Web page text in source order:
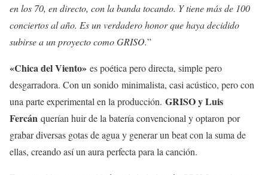
en los 70, en directo, con la banda tocando. Y tiene más de 100
conciertos al año. Es un verdadero honor que haya decidido
subirse a un proyecto como GRISO.”
«Chica del Viento» es poética pero directa, simple pero
desgarradora. Con un sonido minimalista, casi acústico, pero con
una parte experimental en la producción. GRISO y Luis
Fercán querían huir de la batería convencional y optaron por
grabar diversas gotas de agua y generar un beat con la suma de
ellas, creando así un aura perfecta para la canción.